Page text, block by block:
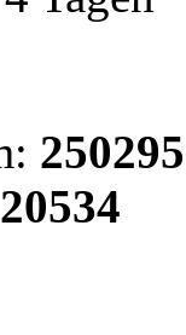
250295
20534